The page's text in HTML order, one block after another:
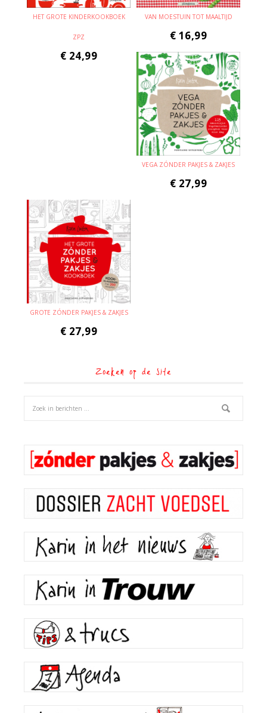
HET GROTE KINDERKOOKBOEK
ZPZ
€ 24,99
VAN MOESTUIN TOT MAALTIJD
€ 16,99
VEGA ZÓNDER PAKJES & ZAKJES
€ 27,99
GROTE ZÓNDER PAKJES & ZAKJES
€ 27,99
Zoeken op de site